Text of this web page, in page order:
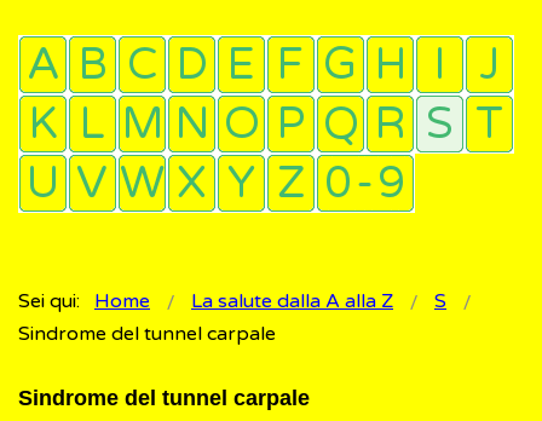
Sei qui: Home La salute dalla A alla Z
S
Sindrome del tunnel carpale
Sindrome del tunnel carpale